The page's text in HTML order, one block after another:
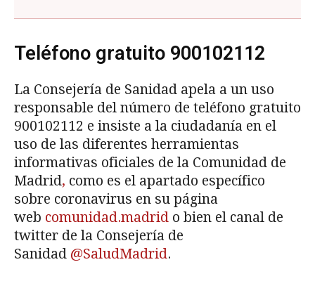
Teléfono gratuito 900102112
La Consejería de Sanidad apela a un uso
responsable del número de teléfono gratuito
900102112 e insiste a la ciudadanía en el
uso de las diferentes herramientas
informativas oficiales de la Comunidad de
Madrid, como es el apartado específico
sobre coronavirus en su página
web comunidad.madrid o bien el canal de
twitter de la Consejería de
Sanidad @SaludMadrid.